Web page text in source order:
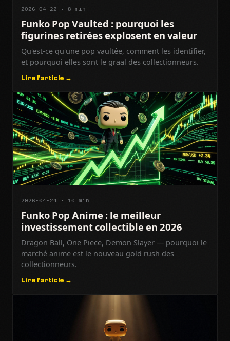
2026-04-22 · 8 min
Funko Pop Vaulted : pourquoi les
figurines retirées explosent en valeur
Qu'est-ce qu'une pop vaultée, comment les identifier,
et pourquoi elles sont le graal des collectionneurs.
Lire l'article →
2026-04-24 · 10 min
Funko Pop Anime : le meilleur
investissement collectible en 2026
Dragon Ball, One Piece, Demon Slayer — pourquoi le
marché anime est le nouveau gold rush des
collectionneurs.
Lire l'article →